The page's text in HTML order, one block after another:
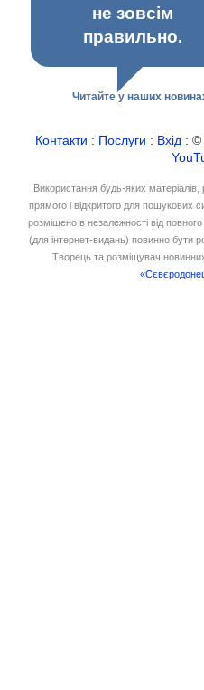
не зовсім
правильно.
Читайте у наших
Контакти : Послуги : Вхід :
Використання будь-яких
прямого і відкритого для пошукових
розміщено в незалежності від
(для інтернет-видань) повинно бути
Творець та розміщувач